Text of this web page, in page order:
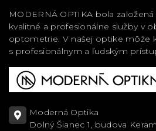
MODERNÁ OPTIKA bola
kvalitné a profesionálne služby v
optometrie. V našej optike môže
s profesionálnym a ľudským
Moderná Optika
Dolný Šianec 1, budova